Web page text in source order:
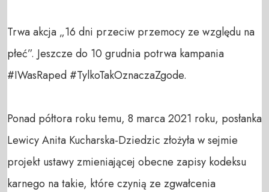
Trwa akcja „16 dni przeciw przemocy ze względu na
płeć”. Jeszcze do 10 grudnia potrwa kampania
#IWasRaped #TylkoTakOznaczaZgode.
Ponad półtora roku temu, 8 marca 2021 roku, posłanka
Lewicy Anita Kucharska-Dziedzic złożyła w sejmie
projekt ustawy zmieniającej obecne zapisy kodeksu
karnego na takie, które czynią ze zgwałcenia